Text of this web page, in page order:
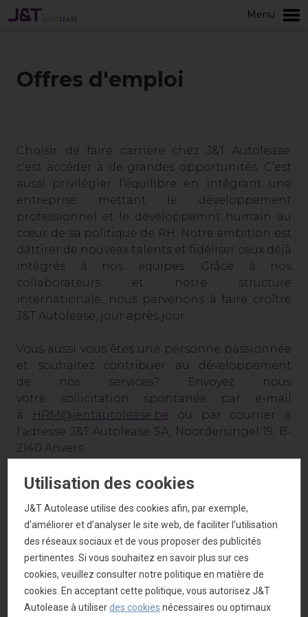
Menu
plus
Offres d'emploi
Choisir de faire carrière chez J&T Autolease,
c’est accéder à de grandes opportunités. C’est
aussi privilégier l’équilibre en intégrant une
entreprise mettant le développement
professionnel et le développemnt humain au
cœur de sa politique de RH. Notre ambition est
dáttirer de nouveax talents et fidéliser ceux déjà
intégrés à nos equipes. Grâce à nos
collaborateurs et notre structure
internationale, nous parvenons à faire croître
J&T Autolease, jour après jour.
Vous aussi vous êtes une personne passionnée
et souhaitez contribuer au développement
de nos services? Envoyez nous
votre sollicitation spontanée par e-mail
à
HRM@jentautolease.be ou par courrier à
l'adresse J&T Autolease SA, Noordersingel 19, B-
2140 Anvers
Afin de contribuer à notre croissance nous
nouveaux collègues. Grâce au lien ci-dessous,
vous découvrirez toutes les offres d'emploi
actuelles chez J&T Autolease et dans les autres
entreprises du Van Mossel Automotive Group:
Offres d'emploi
Utilisation des cookies
J&T Autolease utilise des cookies afin, par exemple,
d'améliorer et d’analyser le site web, de faciliter l'utilisation
des réseaux sociaux et de vous proposer des publicités
pertinentes. Si vous souhaitez en savoir plus sur ces
cookies, veuillez consulter notre politique en matière de
cookies. En acceptant cette politique, vous autorisez J&T
Autolease à utiliserdes cookies nécessaires ou optimaux